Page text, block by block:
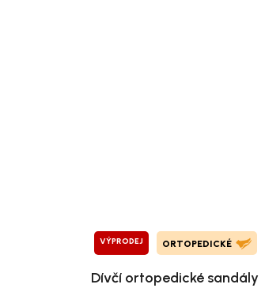
VÝPRODEJ ORTOPEDICKÉ
Dívčí ortopedické sandály